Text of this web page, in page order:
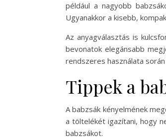
például a nagyobb
Ugyanakkor a kisebb,
Az anyagválasztás is
bevonatok elegánsabb
rendszeres használata
Tippek a
A babzsák kényelmének
a töltelékét igazítani, hogy
babzsákot.